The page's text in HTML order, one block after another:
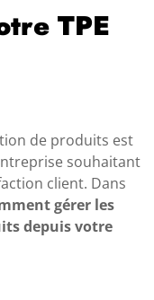
TPE
de produits est
souhaitant
client. Dans
gérer les
depuis votre